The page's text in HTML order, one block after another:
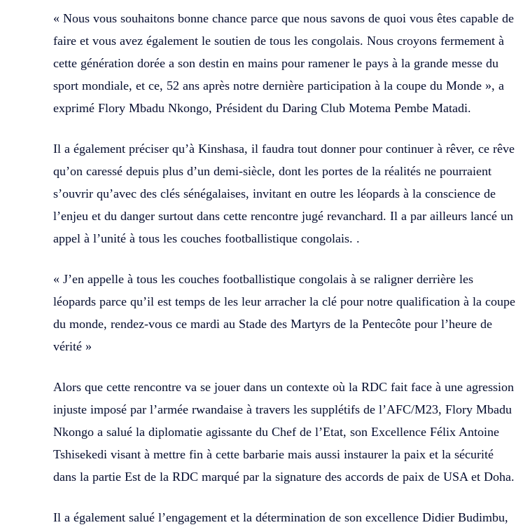
« Nous vous souhaitons bonne chance parce que nous savons de quoi vous êtes capable de
faire et vous avez également le soutien de tous les congolais. Nous croyons fermement à
cette génération dorée a son destin en mains pour ramener le pays à la grande messe du
sport mondiale, et ce, 52 ans après notre dernière participation à la coupe du Monde », a
exprimé Flory Mbadu Nkongo, Président du Daring Club Motema Pembe Matadi.
Il a également préciser qu’à Kinshasa, il faudra tout donner pour continuer à rêver, ce rêve
qu’on caressé depuis plus d’un demi-siècle, dont les portes de la réalités ne pourraient
s’ouvrir qu’avec des clés sénégalaises, invitant en outre les léopards à la conscience de
l’enjeu et du danger surtout dans cette rencontre jugé revanchard. Il a par ailleurs lancé un
appel à l’unité à tous les couches footballistique congolais. .
« J’en appelle à tous les couches footballistique congolais à se raligner derrière les
léopards parce qu’il est temps de les leur arracher la clé pour notre qualification à la coupe
du monde, rendez-vous ce mardi au Stade des Martyrs de la Pentecôte pour l’heure de
vérité »
Alors que cette rencontre va se jouer dans un contexte où la RDC fait face à une agression
injuste imposé par l’armée rwandaise à travers les supplétifs de l’AFC/M23, Flory Mbadu
Nkongo a salué la diplomatie agissante du Chef de l’Etat, son Excellence Félix Antoine
Tshisekedi visant à mettre fin à cette barbarie mais aussi instaurer la paix et la sécurité
dans la partie Est de la RDC marqué par la signature des accords de paix de USA et Doha.
Il a également salué l’engagement et la détermination de son excellence Didier Budimbu,